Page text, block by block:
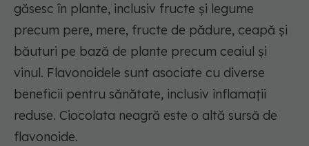
găsesc în plante, inclusiv fructe și legume
precum pere, mere, fructe de pădure, ceapă și
băuturi pe bază de plante precum ceaiul și
vinul. Flavonoidele sunt asociate cu diverse
beneficii pentru sănătate, inclusiv inflamații
reduse. Ciocolata neagră este o altă sursă de
flavonoide.